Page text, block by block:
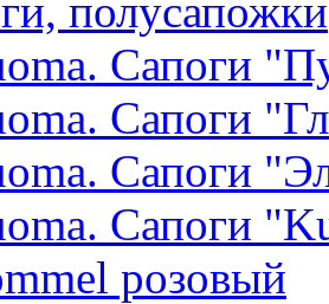
полусапожки
Сапоги
Сапоги
Сапоги
Сапоги
розовый